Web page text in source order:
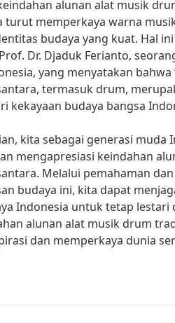
alunan alat musik
turut memperkaya warna
budaya yang kuat. Hal
Dr. Djaduk Ferianto,
yang menyatakan bahwa
termasuk drum,
kekayaan budaya bangsa
kita sebagai generasi muda
mengapresiasi keindahan
Melalui pemahaman
budaya ini, kita dapat
Indonesia untuk tetap lestari
alunan alat musik drum
dan memperkaya dunia